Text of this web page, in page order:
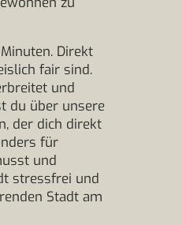
Direkt
fair sind.
und
du über unsere
der dich direkt
für
und
stressfrei und
Stadt am